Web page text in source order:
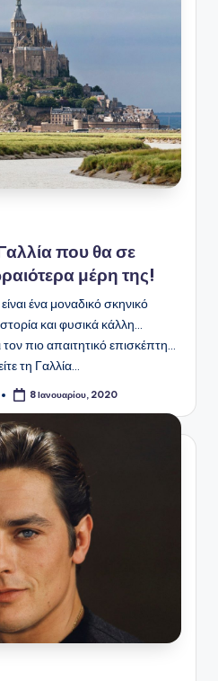
που θα σε
μέρη της!
ένα μοναδικό σκηνικό
και φυσικά κάλλη...
πιο απαιτητικό επισκέπτη...
τη Γαλλία…
8 Ιανουαρίου, 2020